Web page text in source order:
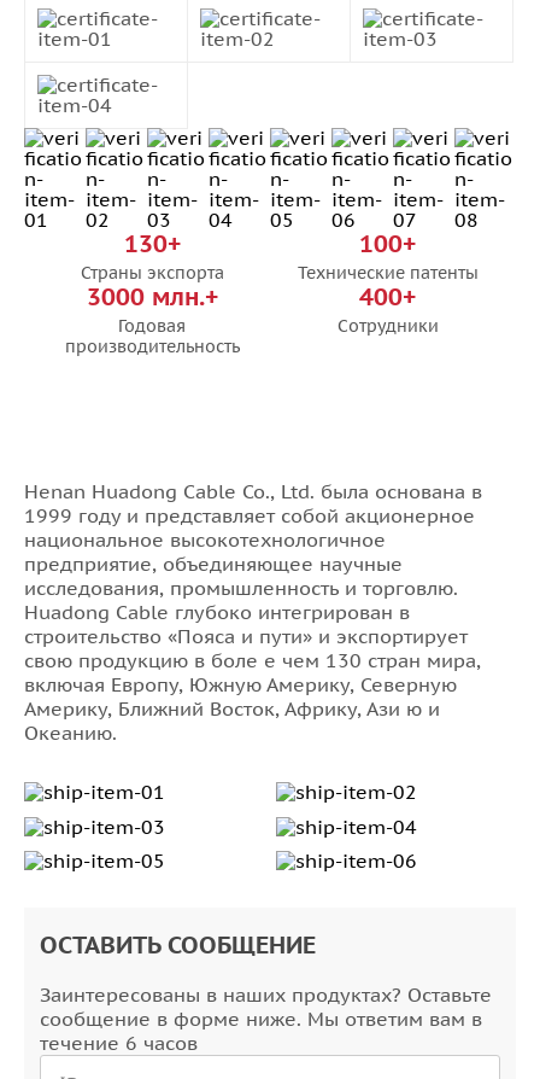
30х0,75
37х0,5
37х0,75
37х1,0
37х1,5
3х0,5
3х2,5
3х4
44х0,5
44х0,75
44х1,0
44х1,5
4х1,0
4х1,5
52х0,5
52х0,75
130+
Страны экспорта
100+
Технические патенты
3000 млн.+
Годовая
производительность
400+
Сотрудники
Henan Huadong Cable Co., Ltd. была основана в
1999 году и представляет собой акционерное
национальное высокотехнологичное
предприятие, объединяющее научные
исследования, промышленность и торговлю.
Huadong Cable глубоко интегрирован в
строительство «Пояса и пути» и экспортирует
свою продукцию в боле е чем 130 стран мира,
включая Европу, Южную Америку, Северную
Америку, Ближний Восток, Африку, Ази ю и
Океанию.
ОСТАВИТЬ СООБЩЕНИЕ
Заинтересованы в наших продуктах? Оставьте
сообщение в форме ниже. Мы ответим вам в
течение 6 часов